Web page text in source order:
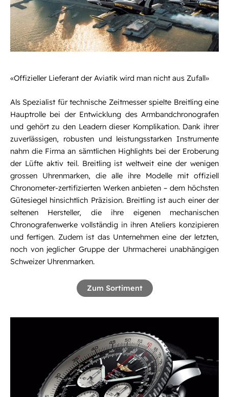
«Offizieller Lieferant der Aviatik wird man nicht aus Zufall»
Als Spezialist für technische Zeitmesser spielte Breitling eine
Hauptrolle bei der Entwicklung des Armbandchronografen
und gehört zu den Leadern dieser Komplikation. Dank ihrer
zuverlässigen, robusten und leistungsstarken Instrumente
nahm die Firma an sämtlichen Highlights bei der Eroberung
der Lüfte aktiv teil. Breitling ist weltweit eine der wenigen
grossen Uhrenmarken, die alle ihre Modelle mit offiziell
Chronometer-zertifizierten Werken anbieten – dem höchsten
Gütesiegel hinsichtlich Präzision. Breitling ist auch einer der
seltenen Hersteller, die ihre eigenen mechanischen
Chronografenwerke vollständig in ihren Ateliers konzipieren
und fertigen. Zudem ist das Unternehmen eine der letzten,
noch von jeglicher Gruppe der Uhrmacherei unabhängigen
Schweizer Uhrenmarken.
Zum Sortiment